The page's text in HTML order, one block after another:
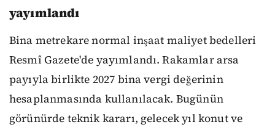
yayımlandı
Bina metrekare normal inşaat maliyet bedelleri
Resmî Gazete'de yayımlandı. Rakamlar arsa
payıyla birlikte 2027 bina vergi değerinin
hesaplanmasında kullanılacak. Bugünün
görünürde teknik kararı, gelecek yıl konut ve